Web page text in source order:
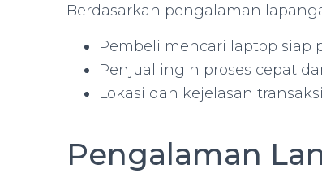
Berdasarkan pengalaman
Pembeli mencari laptop siap
Penjual ingin proses cepat
Lokasi dan kejelasan
Pengalaman